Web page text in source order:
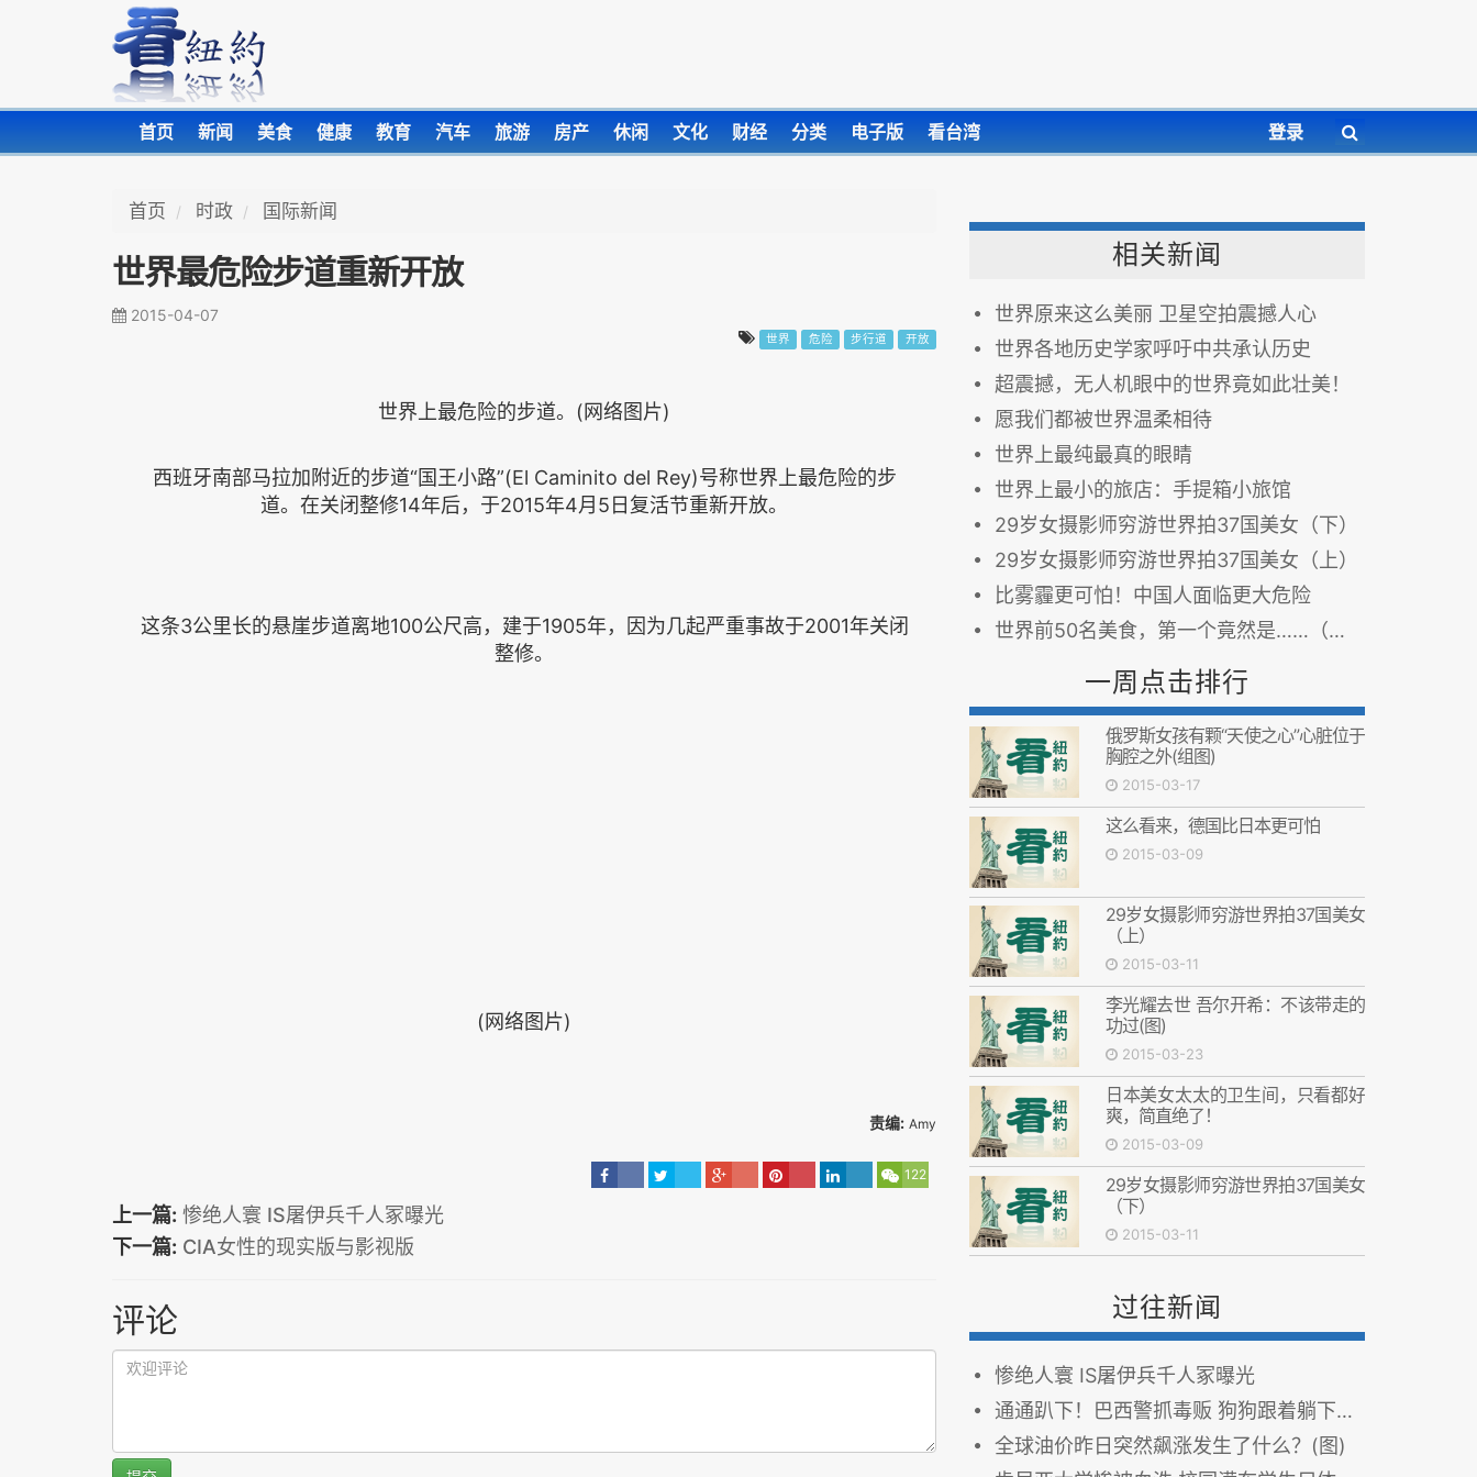
首页 新闻 美食 健康 教育 汽车 旅游 房产 休闲 文化 财经 分类 电子版 看台湾 登录
首页 时政 国际新闻
世界最危险步道重新开放
2015-04-07
世界 危险 步行道 开放
世界上最危险的步道。(网络图片)
西班牙南部马拉加附近的步道“国王小路”(El Caminito del Rey)号称世界上最危险的步
道。在关闭整修14年后，于2015年4月5日复活节重新开放。
这条3公里长的悬崖步道离地100公尺高，建于1905年，因为几起严重事故于2001年关闭
整修。
(网络图片)
责编: Amy
122
上一篇: 惨绝人寰 IS屠伊兵千人冢曝光
下一篇: CIA女性的现实版与影视版
评论
相关新闻
世界原来这么美丽 卫星空拍震撼人心
世界各地历史学家呼吁中共承认历史
超震撼，无人机眼中的世界竟如此壮美！
愿我们都被世界温柔相待
世界上最纯最真的眼睛
世界上最小的旅店：手提箱小旅馆
29岁女摄影师穷游世界拍37国美女（下）
29岁女摄影师穷游世界拍37国美女（上）
比雾霾更可怕！中国人面临更大危险
世界前50名美食，第一个竟然是……（二）
一周点击排行
俄罗斯女孩有颗“天使之心”心脏位于
胸腔之外(组图)
2015-03-17
这么看来，德国比日本更可怕
2015-03-09
29岁女摄影师穷游世界拍37国美女
（上）
2015-03-11
李光耀去世 吾尔开希：不该带走的
功过(图)
2015-03-23
日本美女太太的卫生间，只看都好
爽，简直绝了！
2015-03-09
29岁女摄影师穷游世界拍37国美女
（下）
2015-03-11
过往新闻
惨绝人寰 IS屠伊兵千人冢曝光
通通趴下！巴西警抓毒贩 狗狗跟着躺下来投降 图
全球油价昨日突然飙涨发生了什么？(图)